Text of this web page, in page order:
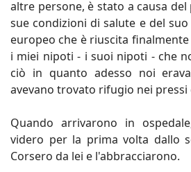
altre persone, è stato a causa
sue condizioni di salute e del
europeo che è riuscita
i miei nipoti - i suoi nipoti - che
ciò in quanto adesso noi
avevano trovato rifugio nei pressi
Quando arrivarono in
videro per la prima volta dallo
Corsero da lei e l'abbracciarono.